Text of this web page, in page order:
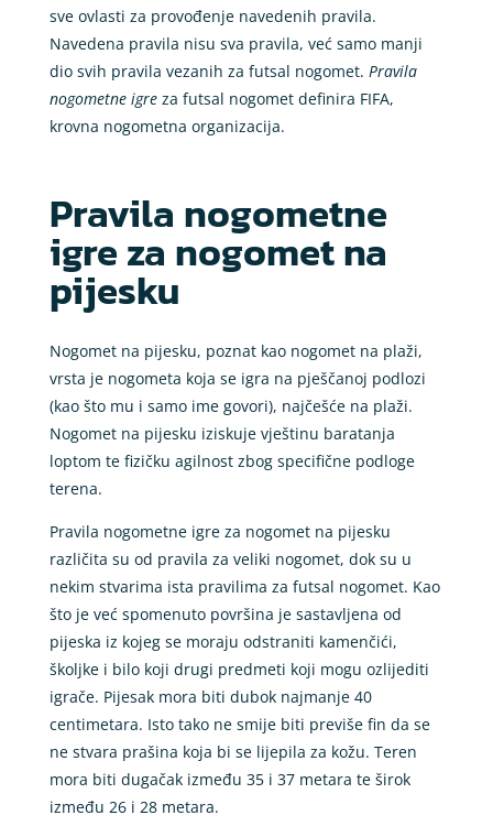
sve ovlasti za provođenje navedenih pravila.
Navedena pravila nisu sva pravila, već samo manji
dio svih pravila vezanih za futsal nogomet. Pravila
nogometne igreza futsal nogomet definira FIFA,
krovna nogometna organizacija.
Pravila nogometne
igre za nogomet na
pijesku
Nogomet na pijesku, poznat kao nogomet na plaži,
vrsta je nogometa koja se igra na pješčanoj podlozi
(kao što mu i samo ime govori), najčešće na plaži.
Nogomet na pijesku iziskuje vještinu baratanja
loptom te fizičku agilnost zbog specifične podloge
terena.
Pravila nogometne igre za nogomet na pijesku
različita su od pravila za veliki nogomet, dok su u
nekim stvarima ista pravilima za futsal nogomet. Kao
što je već spomenuto površina je sastavljena od
pijeska iz kojeg se moraju odstraniti kamenčići,
školjke i bilo koji drugi predmeti koji mogu ozlijediti
igrače. Pijesak mora biti dubok najmanje 40
centimetara. Isto tako ne smije biti previše fin da se
ne stvara prašina koja bi se lijepila za kožu. Teren
mora biti dugačak između 35 i 37 metara te širok
između 26 i 28 metara.